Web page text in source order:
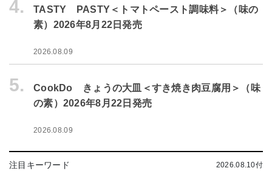
4.
TASTY PASTY＜トマトペースト調味料＞（味の
素）2026年8月22日発売
2026.08.09
5.
CookDo きょうの大皿＜すき焼き肉豆腐用＞（味
の素）2026年8月22日発売
2026.08.09
注目キーワード 2026.08.10付